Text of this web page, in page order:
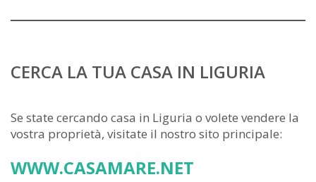
CERCA LA TUA CASA IN LIGURIA
Se state cercando casa in Liguria o volete vendere la
vostra proprietà, visitate il nostro sito principale:
WWW.CASAMARE.NET